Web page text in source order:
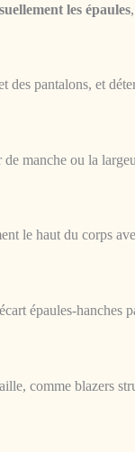
les épaules,
des pantalons, et
manche ou la
le haut du corps
épaules-hanches
comme blazers